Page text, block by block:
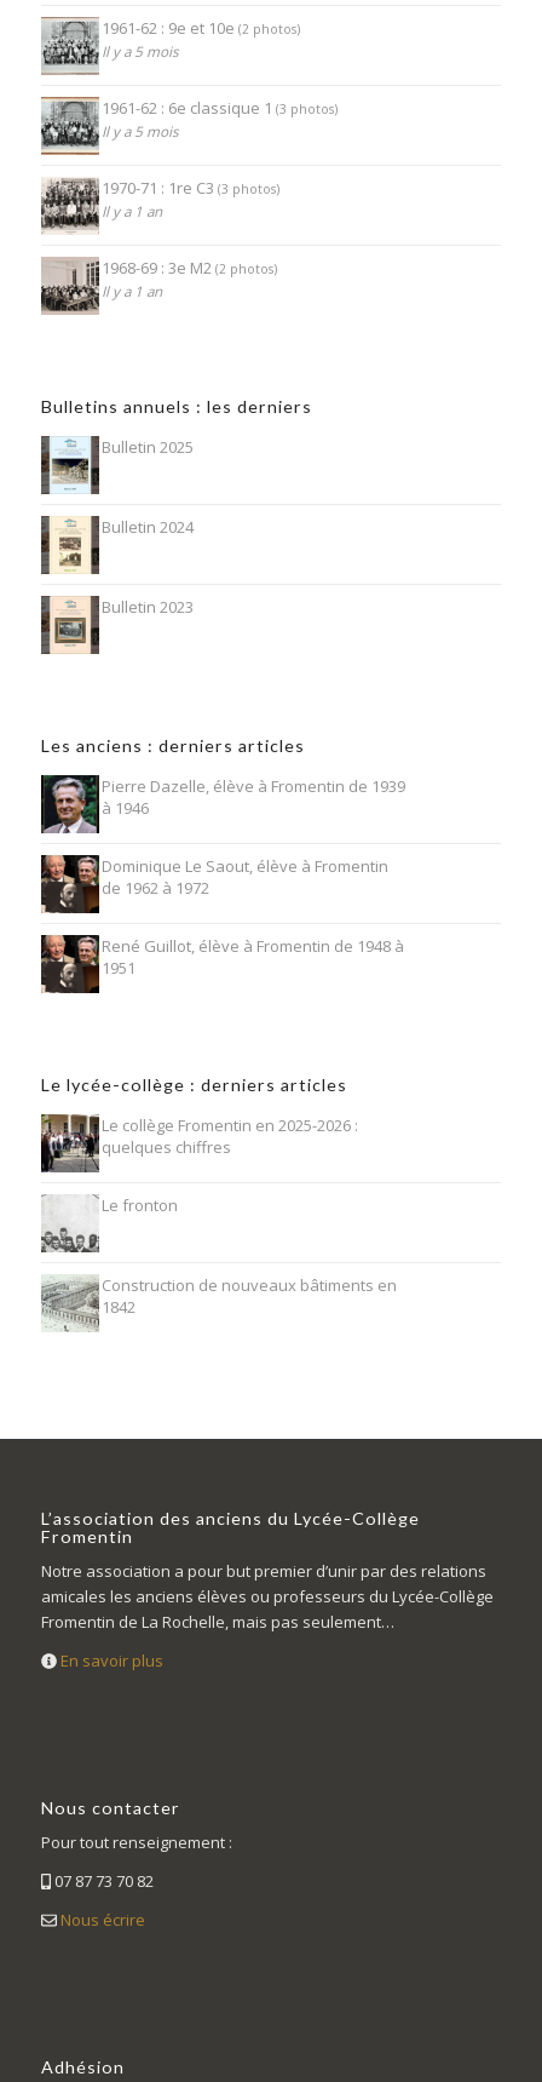
1961-62 : 9e et 10e (2 photos)
Il y a 5 mois
1961-62 : 6e classique 1 (3 photos)
Il y a 5 mois
1970-71 : 1re C3 (3 photos)
Il y a 1 an
1968-69 : 3e M2 (2 photos)
Il y a 1 an
Bulletins annuels : les derniers
Bulletin 2025
Bulletin 2024
Bulletin 2023
Les anciens : derniers articles
Pierre Dazelle, élève à Fromentin de 1939
à 1946
Dominique Le Saout, élève à Fromentin
de 1962 à 1972
René Guillot, élève à Fromentin de 1948 à
1951
Le lycée-collège : derniers articles
Le collège Fromentin en 2025-2026 :
quelques chiffres
Le fronton
Construction de nouveaux bâtiments en
1842
L’association des anciens du Lycée-Collège
Fromentin
Notre association a pour but premier d’unir par des relations
amicales les anciens élèves ou professeurs du Lycée-Collège
Fromentin de La Rochelle, mais pas seulement…
En savoir plus
Nous contacter
Pour tout renseignement :
07 87 73 70 82
Nous écrire
Adhésion